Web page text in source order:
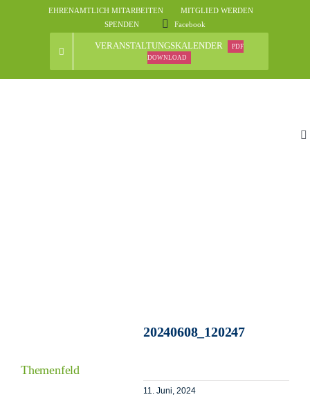
EHRENAMTLICH MITARBEITEN
MITGLIED WERDEN
SPENDEN
Facebook
VERANSTALTUNGSKALENDER
PDF
DOWNLOAD
20240608_120247
11. Juni, 2024
Themenfeld